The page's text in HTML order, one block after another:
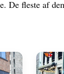
De fleste af